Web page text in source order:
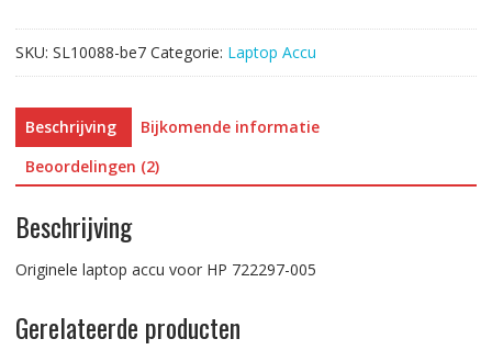
SKU: SL10088-be7 Categorie: Laptop Accu
Beschrijving
Bijkomende informatie
Beoordelingen (2)
Beschrijving
Originele laptop accu voor HP 722297-005
Gerelateerde producten